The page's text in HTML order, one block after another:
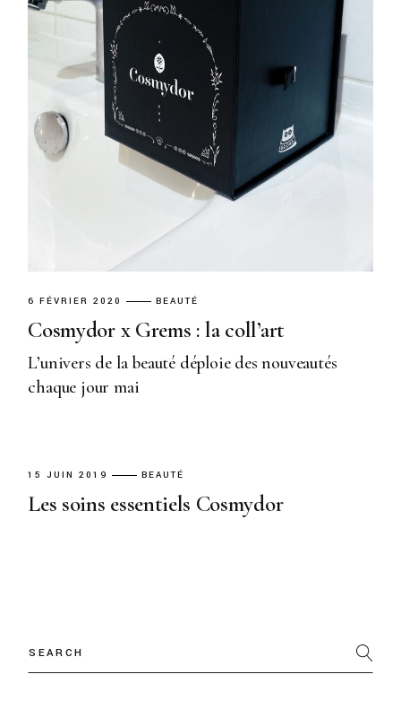
6 FÉVRIER 2020 BEAUTÉ
Cosmydor x Grems : la coll’art
L’univers de la beauté déploie des nouveautés
chaque jour mai
15 JUIN 2019 BEAUTÉ
Les soins essentiels Cosmydor